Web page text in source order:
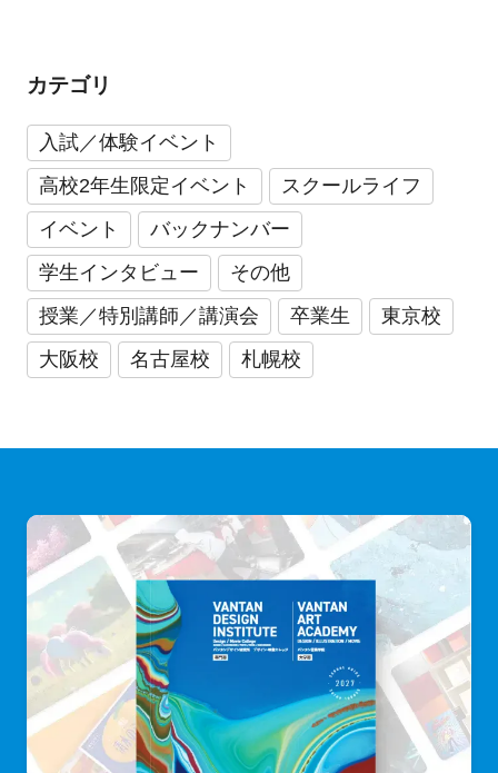
カテゴリ
入試／体験イベント
高校2年生限定イベント
スクールライフ
イベント
バックナンバー
学生インタビュー
その他
授業／特別講師／講演会
卒業生
東京校
大阪校
名古屋校 札幌校